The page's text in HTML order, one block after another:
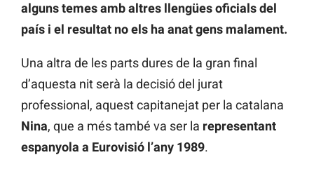
alguns temes amb altres llengües oficials del
país i el resultat no els ha anat gens malament.
Una altra de les parts dures de la gran final
d’aquesta nit serà la decisió del jurat
professional, aquest capitanejat per la catalana
Nina, que a més també va ser la representant
espanyola a Eurovisió l’any 1989.